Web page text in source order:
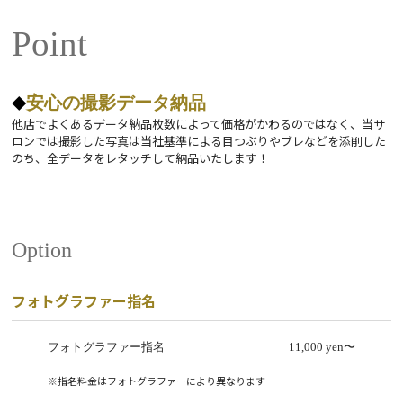
Point
安心の撮影データ納品
他店でよくあるデータ納品枚数によって価格がかわるのではなく、当サ
ロンでは撮影した写真は当社基準による目つぶりやブレなどを添削した
のち、全データをレタッチして納品いたします！
Option
フォトグラファー指名
フォトグラファー指名 11,000 yen〜
※指名料金はフォトグラファーにより異なります